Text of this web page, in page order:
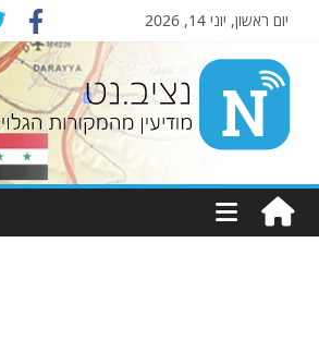
יום ראשון, יוני 14, 2026
Nziv.net
מודיעין
מהמקורות